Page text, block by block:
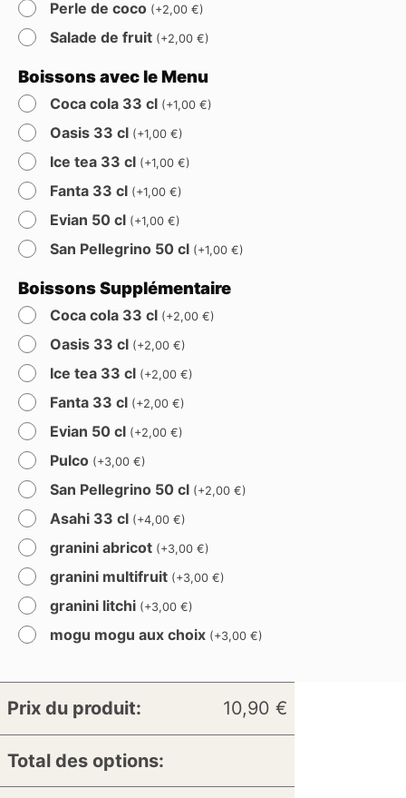
Perle de coco (+2,00 €)
Salade de fruit (+2,00 €)
Boissons avec le Menu
Coca cola 33 cl (+1,00 €)
Oasis 33 cl (+1,00 €)
Ice tea 33 cl (+1,00 €)
Fanta 33 cl (+1,00 €)
Evian 50 cl (+1,00 €)
San Pellegrino 50 cl (+1,00 €)
Boissons Supplémentaire
Coca cola 33 cl (+2,00 €)
Oasis 33 cl (+2,00 €)
Ice tea 33 cl (+2,00 €)
Fanta 33 cl (+2,00 €)
Evian 50 cl (+2,00 €)
Pulco (+3,00 €)
San Pellegrino 50 cl (+2,00 €)
Asahi 33 cl (+4,00 €)
granini abricot (+3,00 €)
granini multifruit (+3,00 €)
granini litchi (+3,00 €)
mogu mogu aux choix (+3,00 €)
Prix du produit: 10,90 €
Total des options: